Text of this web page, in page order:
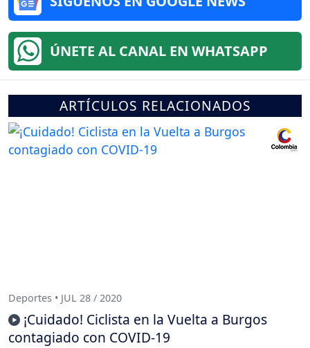
ÚNETE AL CANAL EN WHATSAPP
ARTÍCULOS RELACIONADOS
Deportes • JUL 28 / 2020
¡Cuidado! Ciclista en la Vuelta a Burgos
contagiado con COVID-19